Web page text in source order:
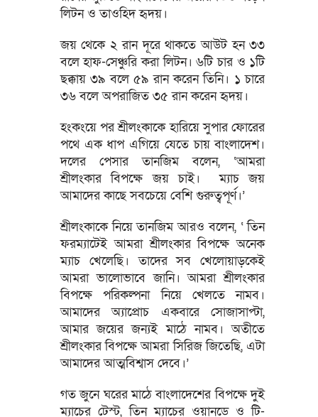
লিটন ও তাওহিদ হৃদয়।
জয় থেকে ২ রান দূরে থাকতে আউট হন ৩৩
বলে হাফ-সেঞ্চুরি করা লিটন। ৬টি চার ও ১টি
ছক্কায় ৩৯ বলে ৫৯ রান করেন তিনি। ১ চারে
৩৬ বলে অপরাজিত ৩৫ রান করেন হৃদয়।
হংকংয়ে পর শ্রীলংকাকে হারিয়ে সুপার ফোরের
পথে এক ধাপ এগিয়ে যেতে চায় বাংলাদেশ।
দলের পেসার তানজিম বলেন, ‘আমরা
শ্রীলংকার বিপক্ষে জয় চাই। ম্যাচ জয়
আমাদের কাছে সবচেয়ে বেশি গুরুত্বপূর্ণ।’
শ্রীলংকাকে নিয়ে তানজিম আরও বলেন, ‘ তিন
ফরম্যাটেই আমরা শ্রীলংকার বিপক্ষে অনেক
ম্যাচ খেলেছি। তাদের সব খেলোয়াড়কেই
আমরা ভালোভাবে জানি। আমরা শ্রীলংকার
বিপক্ষে পরিকল্পনা নিয়ে খেলতে নামব।
আমাদের অ্যাপ্রোচ একবারে সোজাসাপ্টা,
আমার জয়ের জন্যই মাঠে নামব। অতীতে
শ্রীলংকার বিপক্ষে আমরা সিরিজ জিতেছি, এটা
আমাদের আত্মবিশ্বাস দেবে।’
গত জুনে ঘরের মাঠে বাংলাদেশের বিপক্ষে দুই
ম্যাচের টেস্ট, তিন ম্যাচের ওয়ানডে ও টি-